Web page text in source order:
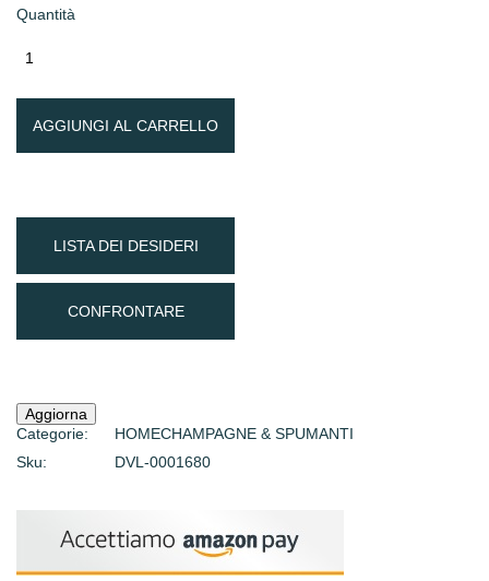
Quantità
AGGIUNGI AL CARRELLO
LISTA DEI DESIDERI
CONFRONTARE
Categorie: HOMECHAMPAGNE & SPUMANTI
Sku:
DVL-0001680